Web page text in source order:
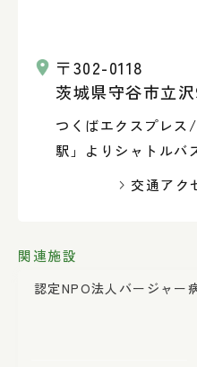
〒302-0118
茨城県守谷市立
つくばエクスプレス
駅」よりシャトルバ
交通アク
関連施設
認定NPO法人 バージャー